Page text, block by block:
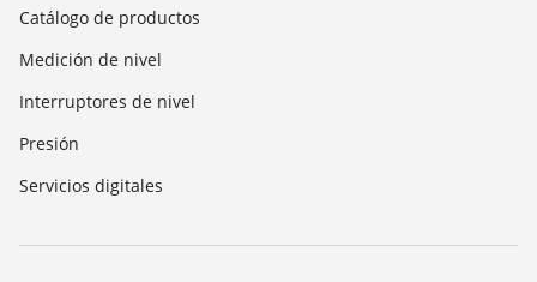
Catálogo de productos
Medición de nivel
Interruptores de nivel
Presión
Servicios digitales